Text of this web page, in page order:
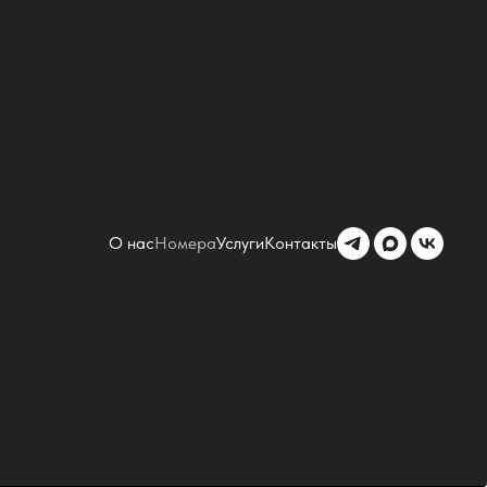
О насНомераУслугиКонтакты